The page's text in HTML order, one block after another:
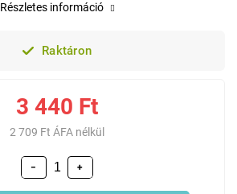
Raktáron
3 440 Ft
2 709 Ft ÁFA nélkül
+
−
Részletes információ